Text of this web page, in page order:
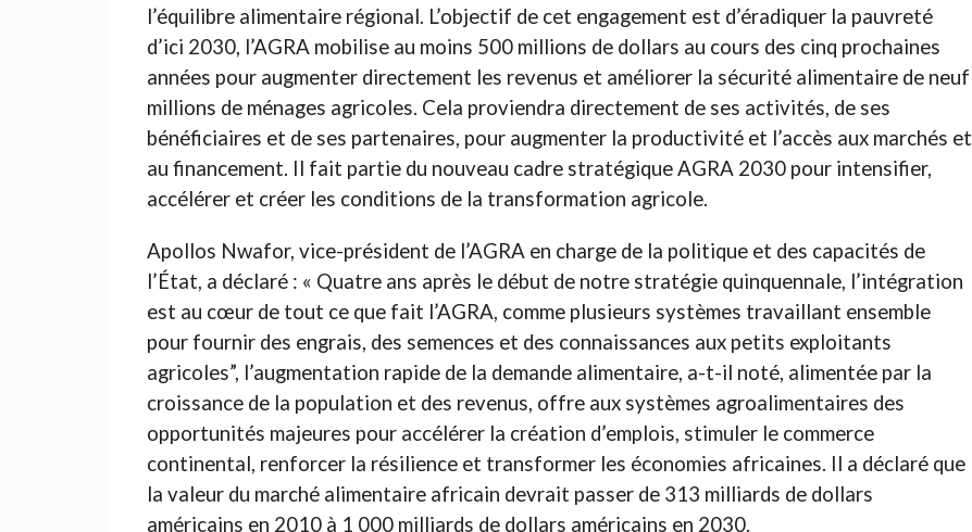
l’équilibre alimentaire régional. L’objectif de cet engagement est d’éradiquer la pauvreté
d’ici 2030, l’AGRA mobilise au moins 500 millions de dollars au cours des cinq prochaines
années pour augmenter directement les revenus et améliorer la sécurité alimentaire de neuf
millions de ménages agricoles. Cela proviendra directement de ses activités, de ses
bénéficiaires et de ses partenaires, pour augmenter la productivité et l’accès aux marchés et
au financement. Il fait partie du nouveau cadre stratégique AGRA 2030 pour intensifier,
accélérer et créer les conditions de la transformation agricole.
Apollos Nwafor, vice-président de l’AGRA en charge de la politique et des capacités de
l’État, a déclaré : « Quatre ans après le début de notre stratégie quinquennale, l’intégration
est au cœur de tout ce que fait l’AGRA, comme plusieurs systèmes travaillant ensemble
pour fournir des engrais, des semences et des connaissances aux petits exploitants
agricoles”, l’augmentation rapide de la demande alimentaire, a-t-il noté, alimentée par la
croissance de la population et des revenus, offre aux systèmes agroalimentaires des
opportunités majeures pour accélérer la création d’emplois, stimuler le commerce
continental, renforcer la résilience et transformer les économies africaines. Il a déclaré que
la valeur du marché alimentaire africain devrait passer de 313 milliards de dollars
américains en 2010 à 1 000 milliards de dollars américains en 2030.